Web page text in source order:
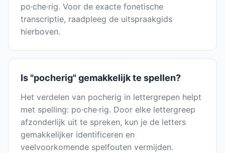
po·che·rig. Voor de exacte fonetische
transcriptie, raadpleeg de uitspraakgids
hierboven.
Is "pocherig" gemakkelijk te spellen?
Het verdelen van pocherig in lettergrepen helpt
met spelling: po·che·rig. Door elke lettergreep
afzonderlijk uit te spreken, kun je de letters
gemakkelijker identificeren en
veelvoorkomende spelfouten vermijden.